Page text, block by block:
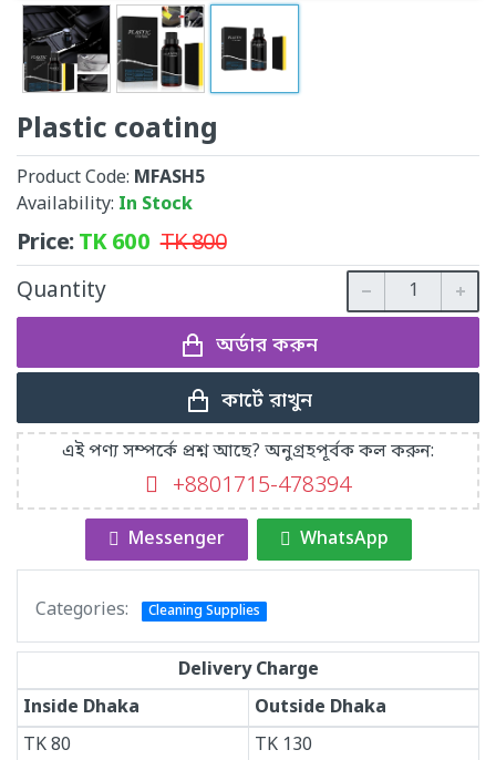
Plastic coating
Product Code: MFASH5
Availability: In Stock
Price:TK600 TK800
Quantity
অর্ডার করুন
কার্টে রাখুন
এই পণ্য সম্পর্কে প্রশ্ন আছে? অনুগ্রহপূর্বক কল করুন:
+8801715-478394
Messenger WhatsApp
Categories: Cleaning Supplies
Delivery Charge
Inside Dhaka
Outside Dhaka
TK80 TK 130